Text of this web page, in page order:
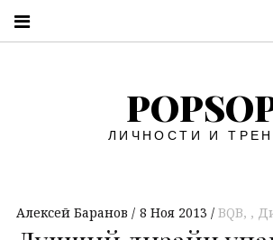
ЛИЧНОСТИ И
Алексей Баранов 8 Ноя 2013 BQB,